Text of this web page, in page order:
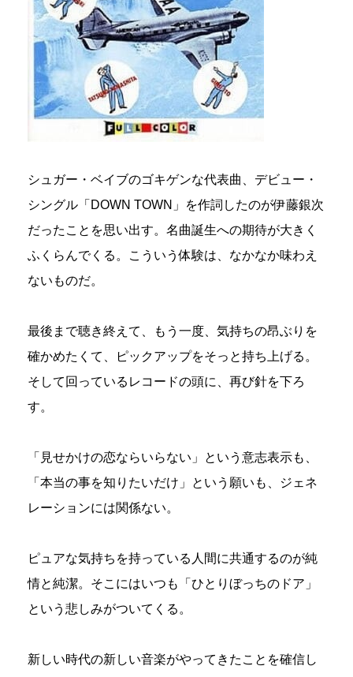
シュガー・ベイブのゴキゲンな代表曲、デビュー・
シングル「DOWN TOWN」を作詞したのが伊藤銀次
だったことを思い出す。名曲誕生への期待が大きく
ふくらんでくる。こういう体験は、なかなか味わえ
ないものだ。
最後まで聴き終えて、もう一度、気持ちの昂ぶりを
確かめたくて、ピックアップをそっと持ち上げる。
そして回っているレコードの頭に、再び針を下ろ
す。
「見せかけの恋ならいらない」という意志表示も、
「本当の事を知りたいだけ」という願いも、ジェネ
レーションには関係ない。
ピュアな気持ちを持っている人間に共通するのが純
情と純潔。そこにはいつも「ひとりぼっちのドア」
という悲しみがついてくる。
新しい時代の新しい音楽がやってきたことを確信し